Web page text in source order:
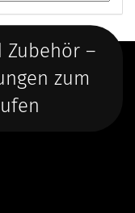
Zubehör –
zum